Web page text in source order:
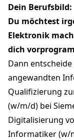
Dein Berufsbild:
Du möchtest
Elektronik
dich
Dann
angewandten
Qualifizierung
(w/m/d) bei
Digitalisierung
Informatiker (w/